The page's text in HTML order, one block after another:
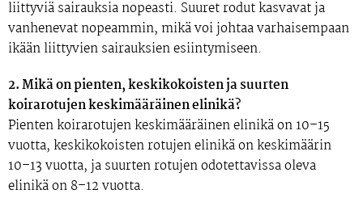
liittyviä sairauksia nopeasti. Suuret rodut kasvavat ja
vanhenevat nopeammin, mikä voi johtaa varhaisempaan
ikään liittyvien sairauksien esiintymiseen.
2. Mikä on pienten, keskikokoisten ja suurten
koirarotujen keskimääräinen elinikä?
Pienten koirarotujen keskimääräinen elinikä on 10–15
vuotta, keskikokoisten rotujen elinikä on keskimäärin
10–13 vuotta, ja suurten rotujen odotettavissa oleva
elinikä on 8–12 vuotta​.